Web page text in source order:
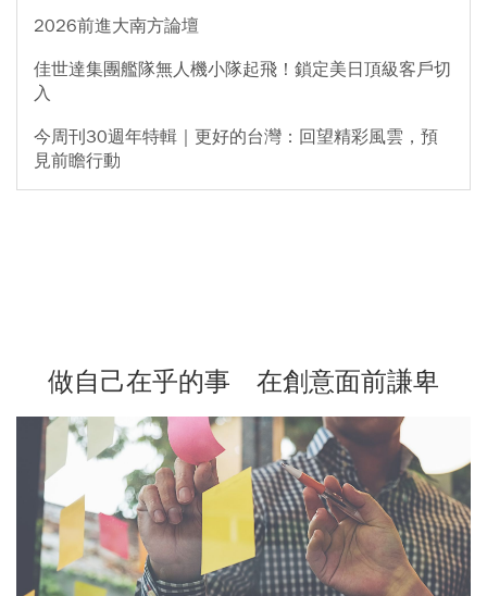
2026前進大南方論壇
佳世達集團艦隊無人機小隊起飛！鎖定美日頂級客戶切
入
今周刊30週年特輯｜更好的台灣：回望精彩風雲，預
見前瞻行動
做自己在乎的事 在創意面前謙卑